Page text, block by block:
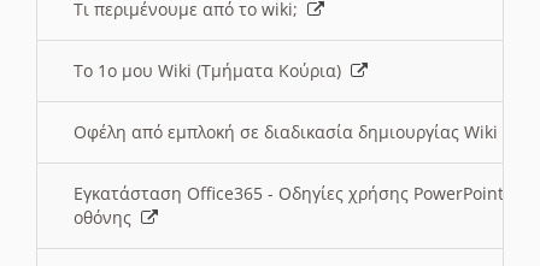
Τι περιμένουμε από το wiki;
Το 1ο μου Wiki (Τμήματα Κούρια)
Οφέλη από εμπλοκή σε διαδικασία δημιουργίας Wiki
Εγκατάσταση Office365 - Οδηγίες χρήσης PowerPoint
οθόνης